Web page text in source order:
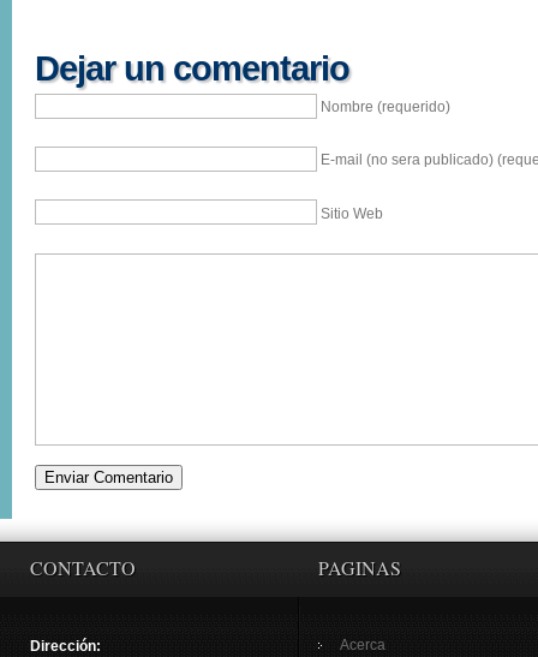
Dejar un comentario
Nombre (requerido)
E-mail (no sera publicado)
Sitio Web
CONTACTO
Dirección:
PAGINAS
Acerca